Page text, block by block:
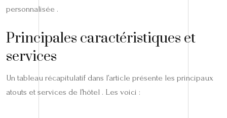
personnalisée .
Principales caractéristiques et
services
Un tableau récapitulatif dans l’article présente les principaux
atouts et services de l’hôtel . Les voici :